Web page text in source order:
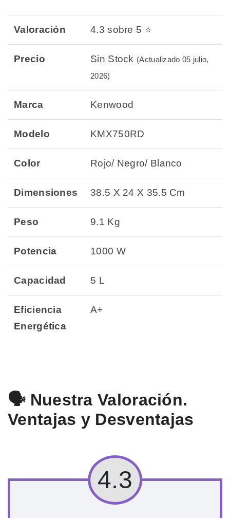
Valoración 4.3 sobre 5 ⭐
Precio Sin Stock (Actualizado 05 julio,
2026)
Marca Kenwood
Modelo KMX750RD
Color Rojo/ Negro/ Blanco
Dimensiones 38.5 X 24 X 35.5 Cm
Peso 9.1 Kg
Potencia 1000 W
Capacidad 5 L
Eficiencia
Energética
A+
🗣️ Nuestra Valoración.
Ventajas y Desventajas
4.3